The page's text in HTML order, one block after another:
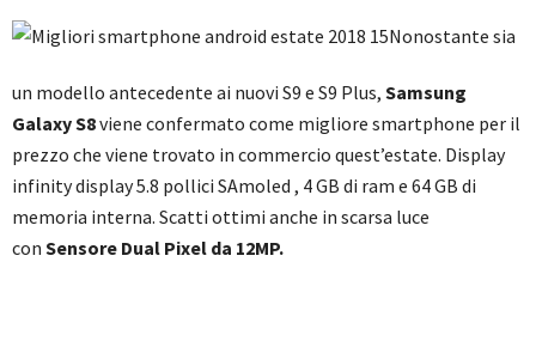
Nonostante sia
un modello antecedente ai nuovi S9 e S9 Plus, Samsung
Galaxy S8viene confermato come migliore smartphone per il
prezzo che viene trovato in commercio quest’estate. Display
infinity display 5.8 pollici SAmoled , 4 GB di ram e 64 GB di
memoria interna. Scatti ottimi anche in scarsa luce
con Sensore Dual Pixel da 12MP.